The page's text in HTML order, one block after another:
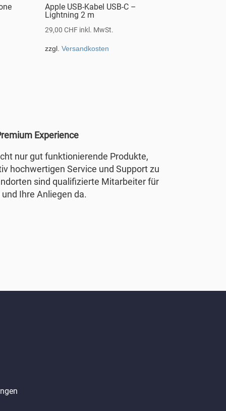
Apple USB-Kabel USB-C –
Lightning 2 m
29,00CHF inkl. MwSt.
zzgl.Versandkosten
Experience
nur gut funktionierende Produkte,
hochwertigen Service und Support zu
sind qualifizierte Mitarbeiter für
und Ihre Anliegen da.